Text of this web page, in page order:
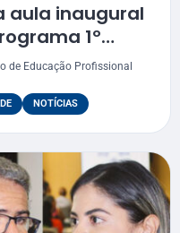
aula inaugural
1º
de Educação Profissional
NOTÍCIAS